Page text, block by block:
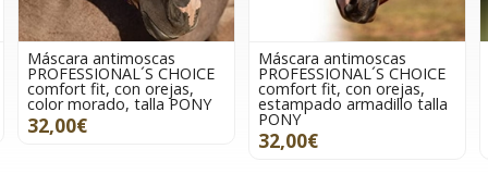
Máscara antimoscas
PROFESSIONAL´S CHOICE
comfort fit, con orejas,
estampado armadillo talla
PONY
32,00€
Máscara antimoscas
PROFESSIONAL´S
comfort fit, con orejas,
estampado cowgirl talla
FULL
32,00€